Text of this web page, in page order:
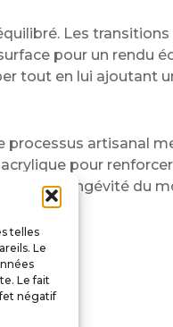
telles
Le
Le fait
négatif
Les
pour un rendu
tout en lui ajoutant
processus artisanal
pour
et la longévité du